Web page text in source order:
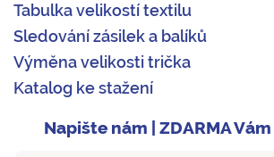
Tabulka velikostí textilu
Sledování zásilek a balíků
Výměna velikosti trička
Katalog ke stažení
Napište nám | ZDARMA